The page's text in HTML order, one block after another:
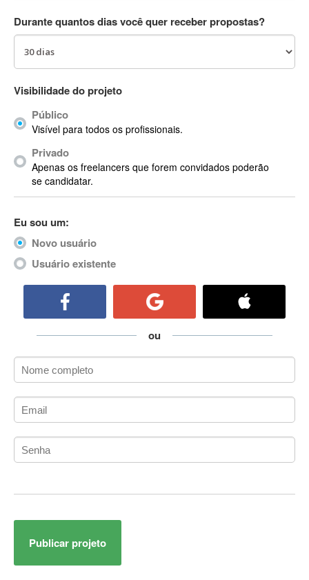
ACARS
AccountMate
Acrobat
Acrobat X
Acronis
ACT
ActionScript
ActionScript 3
Active Directory
ActiveX Data Objects (ADO)
ADK
Administração Acadêmica
Administração de Artistas e Repertórios
Administração de Banco de Dados
Administração de Redes
Administrador de Sistemas
Adobe After Effects
Adobe AIR
Durante quantos dias você quer receber propostas?
Visibilidade do projeto
Público
Visível para todos os profissionais.
Privado
Apenas os freelancers que forem convidados poderão
se candidatar.
Eu sou um:
Novo usuário
Usuário existente
ou
Publicar projeto